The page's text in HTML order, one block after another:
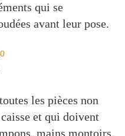
qui se
avant leur pose.
les pièces non
et qui doivent
mains montoirs,